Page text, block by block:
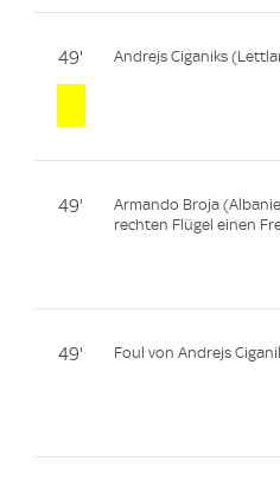
49' Andrejs Ciganiks
49'
Armando Broja
rechten Flügel einen
49' Foul von Andrejs